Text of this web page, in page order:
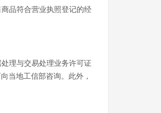
品符合营业执照登记的经
理与交易处理业务许可证
当地工信部咨询。此外，